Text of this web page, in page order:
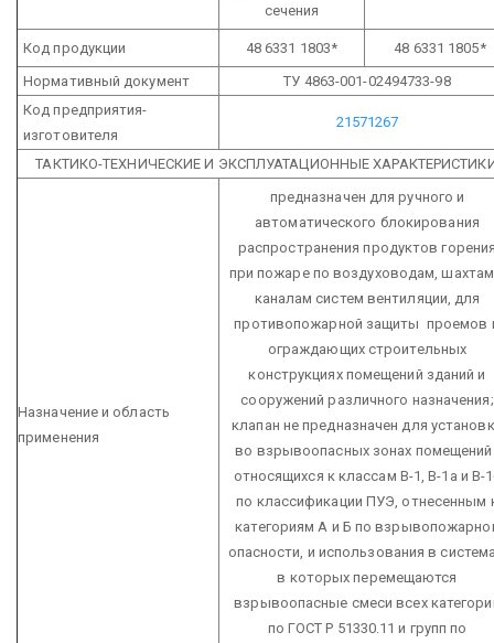
сечения
Код продукции 48 6331 1803*
48 6331 1805*
Нормативный документ
ТУ 4863-001-02494733-98
Код предприятия-
изготовителя
21571267
ТАКТИКО-ТЕХНИЧЕСКИЕ И ЭКСПЛУАТАЦИОННЫЕ
Назначение и область
применения
предназначен для ручного и
автоматического блокирования
распространения продуктов
при пожаре по воздуховодам,
каналам систем вентиляции, для
противопожарной защиты проемов
ограждающих строительных
конструкциях помещений зданий и
сооружений различного назначения;
клапан не предназначен для
во взрывоопасных зонах помещений
относящихся к классам В-1, В-1а и В-
по классификации ПУЭ, отнесенным
категориям А и Б по
опасности, и использования в
в которых перемещаются
взрывоопасные смеси всех
по ГОСТ Р 51330.11 и групп по